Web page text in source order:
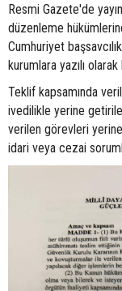
Resmi Gazete'de
düzenleme
Cumhuriyet
kurumlara yazılı
Teklif kapsamında
ivedilikle yerine
verilen görevleri
idari veya cezai